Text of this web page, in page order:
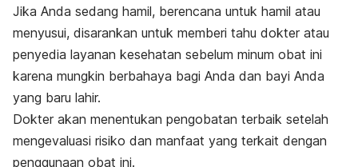
Jika Anda sedang hamil, berencana untuk hamil atau
menyusui, disarankan untuk memberi tahu dokter atau
penyedia layanan kesehatan sebelum minum obat ini
karena mungkin berbahaya bagi Anda dan bayi Anda
yang baru lahir.
Dokter akan menentukan pengobatan terbaik setelah
mengevaluasi risiko dan manfaat yang terkait dengan
penggunaan obat ini.